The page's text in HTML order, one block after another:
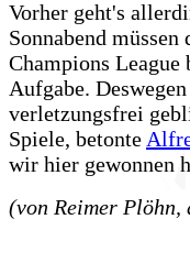
Vorher geht's
Sonnabend
Champions
Aufgabe.
verletzungsfrei
Spiele, betonte
wir hier gewonnen
(von Reimer Plöhn,